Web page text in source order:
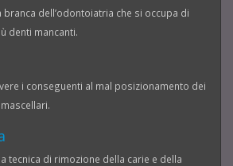
branca dell’odontoiatria che si occupa di
denti mancanti.
i conseguenti al mal posizionamento dei
tecnica di rimozione della carie e della